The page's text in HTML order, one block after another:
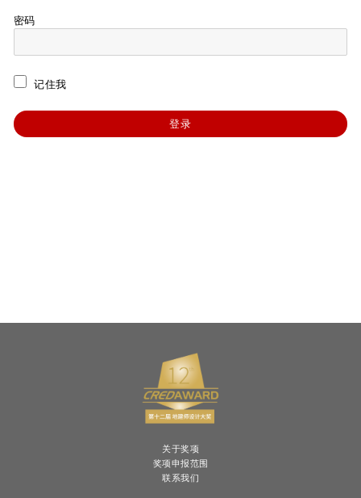
密码
记住我
关于奖项
奖项申报范围
联系我们